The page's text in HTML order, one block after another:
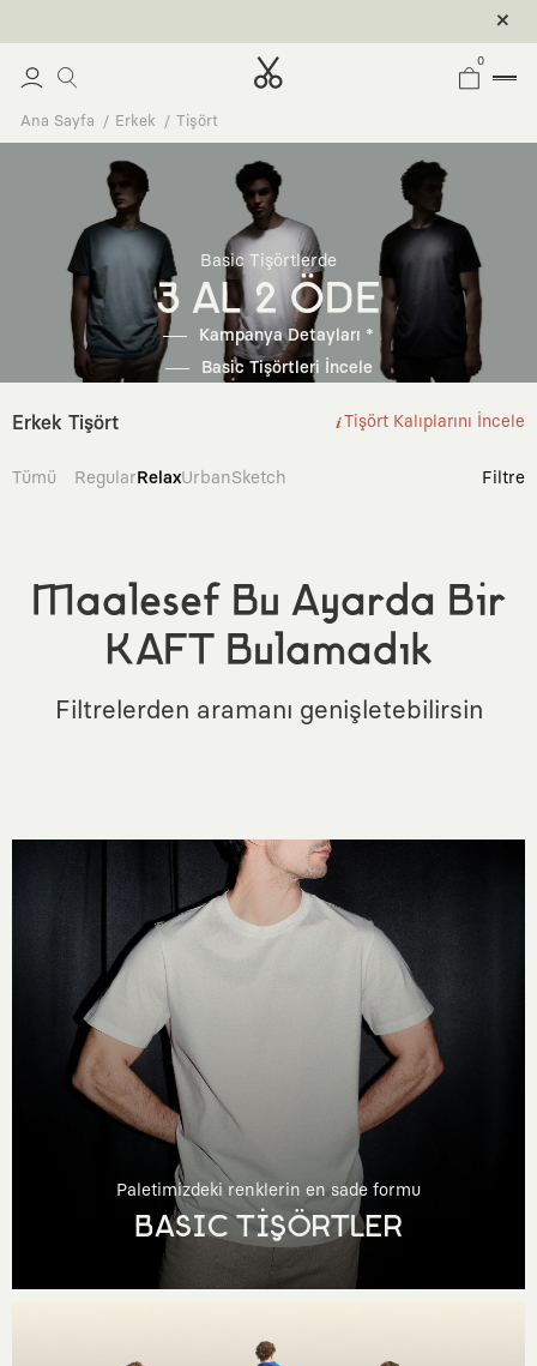
0
Ana Sayfa Erkek Tişört
Basic Tişörtlerde
3 AL 2 ÖDE
Kampanya Detayları *
Basic Tişörtleri İncele
Erkek Tişört Tişört Kalıplarını İncele
Tümü RegularRelaxUrbanSketch Filtre
Maalesef Bu Ayarda Bir
KAFT Bulamadık
Filtrelerden aramanı genişletebilirsin
Paletimizdeki renklerin en sade formu
BASIC TİŞÖRTLER